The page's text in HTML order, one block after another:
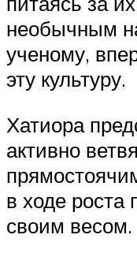
необычным
ученому,
эту культуру.
Хатиора
активно
в ходе роста
своим весом.